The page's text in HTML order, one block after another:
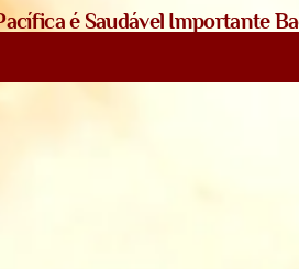
é Saudável Importante